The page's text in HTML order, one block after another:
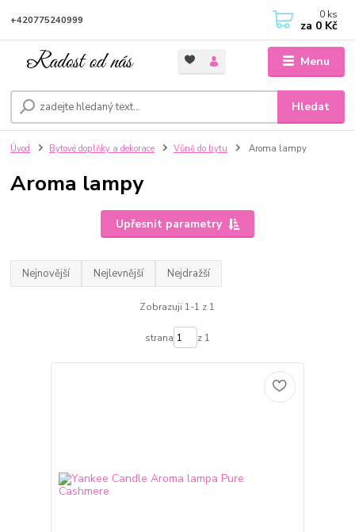
Menu
Hledat
+420775240999 0 ks
za 0 Kč
Úvod Bytové doplňky a dekorace Vůně do bytu Aroma lampy
Aroma lampy
Upřesnit parametry
Nejnovější Nejlevnější Nejdražší
Zobrazuji 1-1 z 1
strana z 1